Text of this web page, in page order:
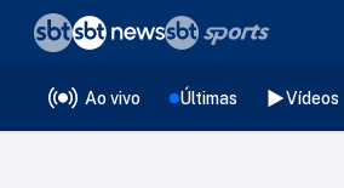
Ao vivo Últimas Vídeos
❮voltar
Editorias